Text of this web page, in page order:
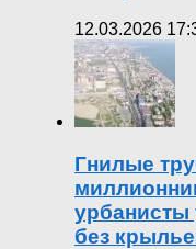
12.03.2026
Гнилые
урбанисты
без